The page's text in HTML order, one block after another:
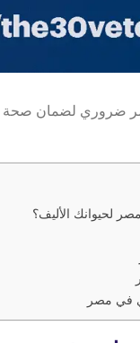
لضمان صحة
لحيوانك الأليف؟
في مصر